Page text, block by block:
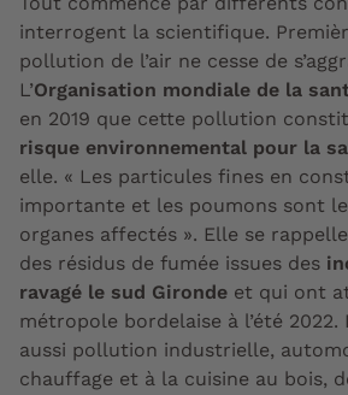
interrogent la scientifique.
pollution de l’air ne cesse de
L’Organisation mondiale de la
en 2019 que cette pollution
risque environnemental pour la
elle. « Les particules fines en
importante et les poumons sont
organes affectés ». Elle se
des résidus de fumée issues des
ravagé le sud Gironde et qui ont
métropole bordelaise à l’été 2022.
aussi pollution industrielle,
chauffage et à la cuisine au bois,